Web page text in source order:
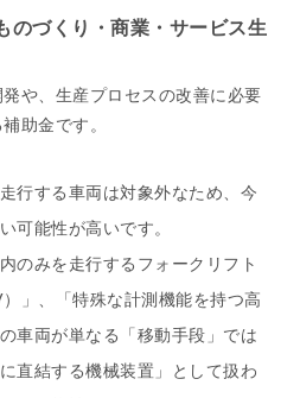
のづくり・商業・サービス生
や、生産プロセスの改善に必要
助金です。
行する車両は対象外なため、今
可能性が高いです。
のみを走行するフォークリフト
」、「特殊な計測機能を持つ高
車両が単なる「移動手段」では
直結する機械装置」として扱わ